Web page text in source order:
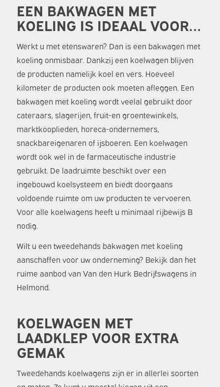
EEN BAKWAGEN MET
KOELING IS IDEAAL VOOR…
Werkt u met etenswaren? Dan is een bakwagen met
koeling onmisbaar. Dankzij een koelwagen blijven
de producten namelijk koel en vers. Hoeveel
kilometer de producten ook moeten afleggen. Een
bakwagen met koeling wordt veelal gebruikt door
cateraars, slagerijen, fruit-en groentewinkels,
marktkooplieden, horeca-ondernemers,
snackbareigenaren of ijsboeren. Een koelwagen
wordt ook wel in de farmaceutische industrie
gebruikt. De laadruimte beschikt over een
ingebouwd koelsysteem en biedt doorgaans
voldoende ruimte om uw producten te vervoeren.
Voor alle koelwagens heeft u minimaal rijbewijs B
nodig.
Wilt u een tweedehands bakwagen met koeling
aanschaffen voor uw onderneming? Bekijk dan het
ruime aanbod van Van den Hurk Bedrijfswagens in
Helmond.
KOELWAGEN MET
LAADKLEP VOOR EXTRA
GEMAK
Tweedehands koelwagens zijn er in allerlei soorten